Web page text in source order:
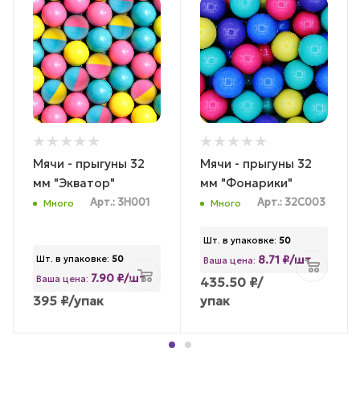
Мячи - прыгуны 32
мм "Экватор"
Много Арт.: 3H001
Шт. в упаковке: 50
Ваша цена: 7.90 ₽/шт
395 ₽/упак
Мячи - прыгуны 32
мм "Фонарики"
Много Арт.: 32С003
Шт. в упаковке: 50
Ваша цена: 8.71 ₽/шт
435.50 ₽/
упак